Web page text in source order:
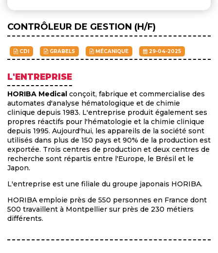
CONTRÔLEUR DE GESTION (H/F)
CDI GRABELS MÉCANIQUE 29-04-2025
L'ENTREPRISE
HORIBA Medical conçoit, fabrique et commercialise des
automates d'analyse hématologique et de chimie
clinique depuis 1983. L'entreprise produit également ses
propres réactifs pour l'hématologie et la chimie clinique
depuis 1995. Aujourd'hui, les appareils de la société sont
utilisés dans plus de 150 pays et 90% de la production est
exportée. Trois centres de production et deux centres de
recherche sont répartis entre l'Europe, le Brésil et le
Japon.
L'entreprise est une filiale du groupe japonais HORIBA.
HORIBA emploie près de 550 personnes en France dont
500 travaillent à Montpellier sur près de 230 métiers
différents.